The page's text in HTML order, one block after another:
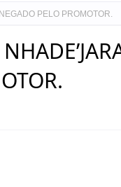
PELO PROMOTOR.